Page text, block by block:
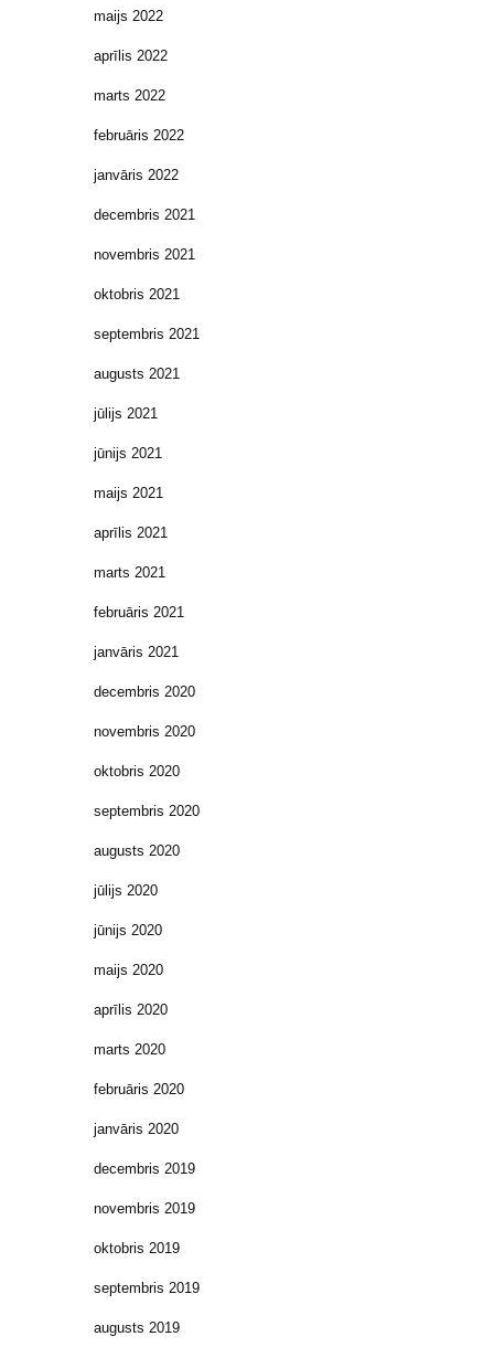
maijs 2022
aprīlis 2022
marts 2022
februāris 2022
janvāris 2022
decembris 2021
novembris 2021
oktobris 2021
septembris 2021
augusts 2021
jūlijs 2021
jūnijs 2021
maijs 2021
aprīlis 2021
marts 2021
februāris 2021
janvāris 2021
decembris 2020
novembris 2020
oktobris 2020
septembris 2020
augusts 2020
jūlijs 2020
jūnijs 2020
maijs 2020
aprīlis 2020
marts 2020
februāris 2020
janvāris 2020
decembris 2019
novembris 2019
oktobris 2019
septembris 2019
augusts 2019